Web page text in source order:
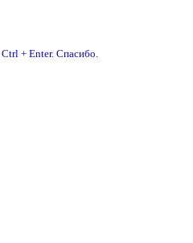
+ Enter. Спасибо.